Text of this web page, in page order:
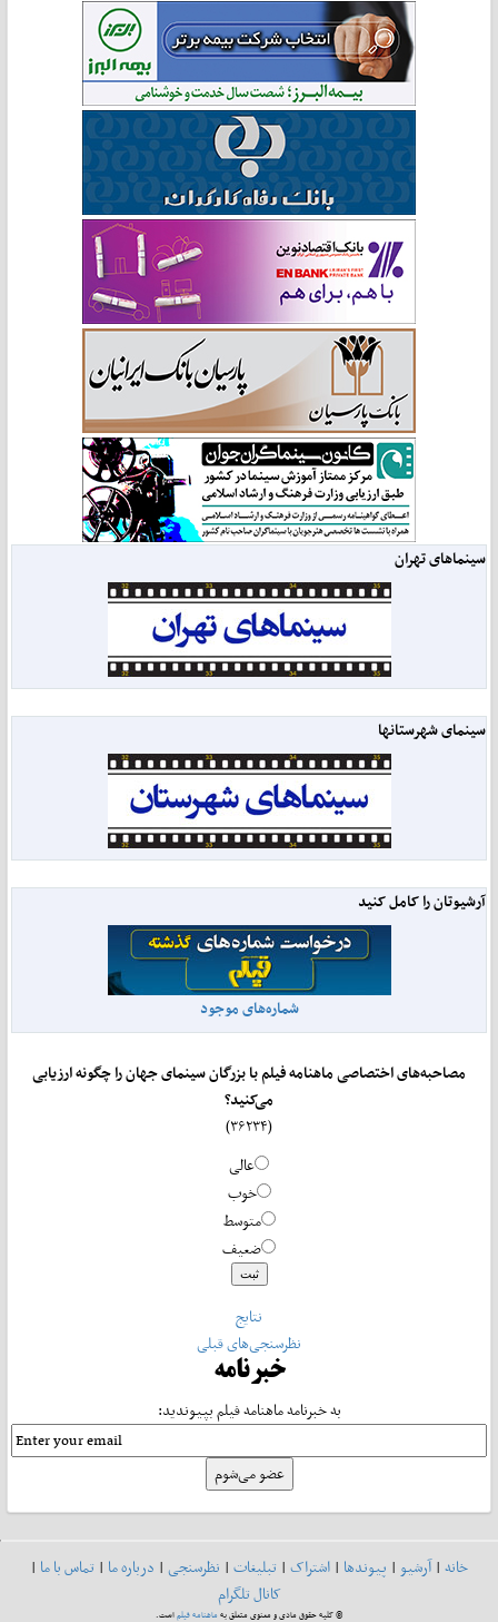
سینماهای تهران
سینمای شهرستانها
آرشیوتان را کامل کنید
شماره‌های موجود
مصاحبه‌های اختصاصی ماهنامه فیلم با بزرگان سینمای جهان را چگونه ارزیابی
می‌کنید؟
عالی
خوب
متوسط
ضعیف
نتایج
نظرسنجی‌های قبلی
خبرنامه
به خبرنامه ماهنامه فیلم بپیوندید:
خانه|آرشیو| پیوندها| اشتراک| تبلیغات| نظرسنجی| درباره ما| تماس با ما|
کانال تلگرام
© کلیه حقوق مادی و معنوی متعلق بهماهنامه فیلماست.